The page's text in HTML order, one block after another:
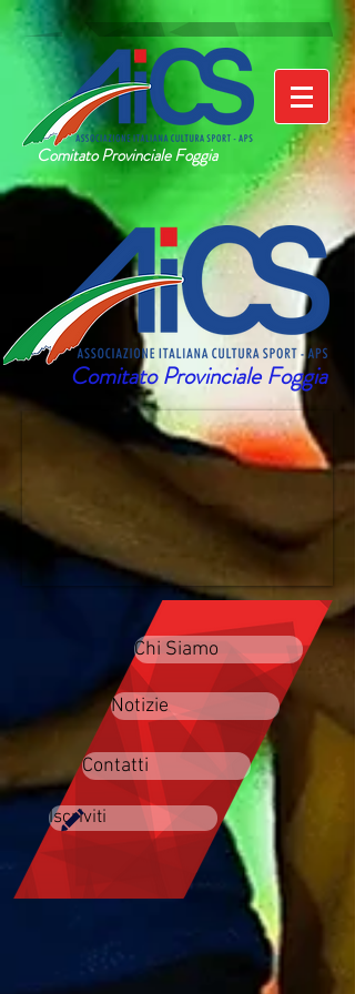
Comitato Provinciale Foggia
Comitato Provinciale Foggia
Notizie
Chi Siamo
Contatti
Iscriviti